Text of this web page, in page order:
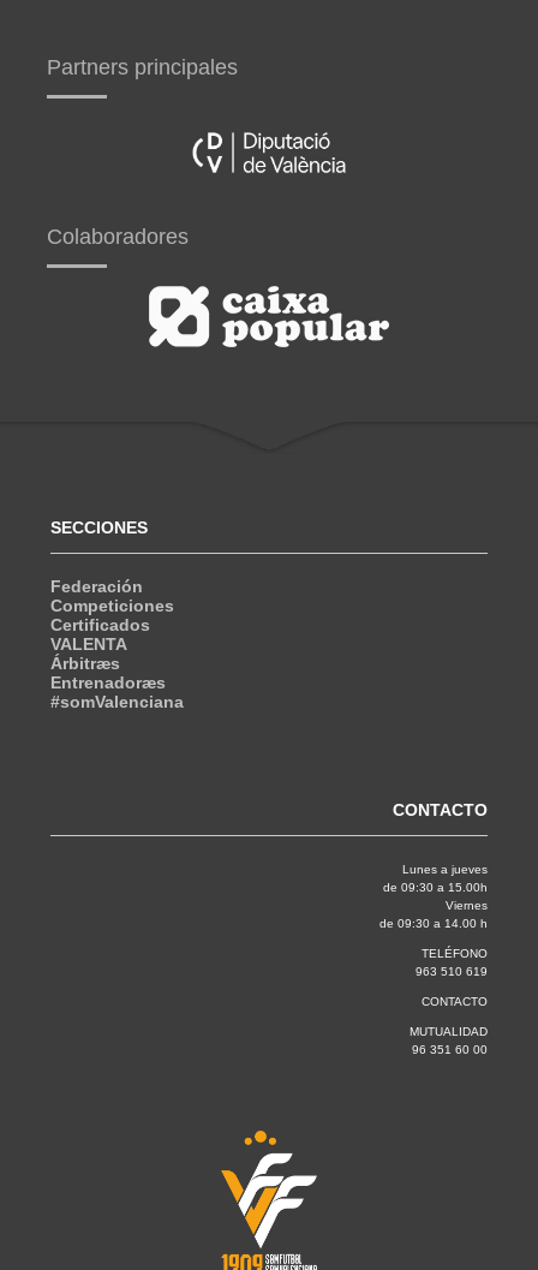
Partners principales
Colaboradores
SECCIONES
Federación
Competiciones
Certificados
VALENTA
Árbitræs
Entrenadoræs
#somValenciana
CONTACTO
Lunes a jueves
de 09:30 a 15.00h
Viernes
de 09:30 a 14.00 h
TELÉFONO
963 510 619
CONTACTO
MUTUALIDAD
96 351 60 00